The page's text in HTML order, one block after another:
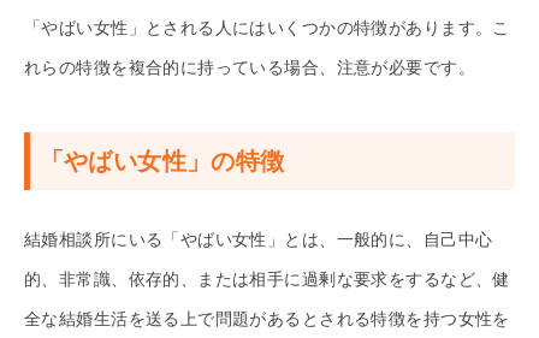
「やばい女性」とされる人にはいくつかの特徴があります。こ
れらの特徴を複合的に持っている場合、注意が必要です。
「やばい女性」の特徴
結婚相談所にいる「やばい女性」とは、一般的に、自己中心
的、非常識、依存的、または相手に過剰な要求をするなど、健
全な結婚生活を送る上で問題があるとされる特徴を持つ女性を